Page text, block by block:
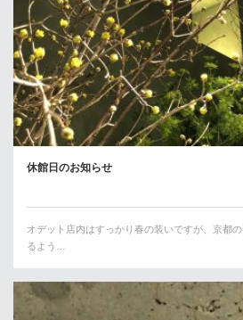
休館日のお知らせ
オデット店内はすっかり春の装いですが、京都
るよう…